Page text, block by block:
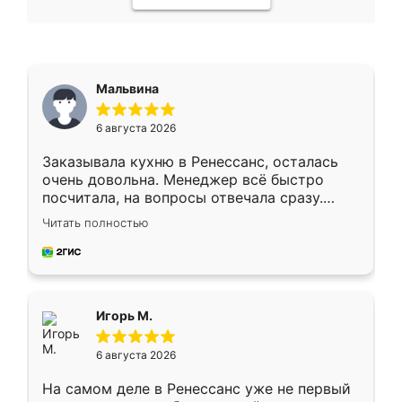
Мальвина
6 августа 2026
Заказывала кухню в Ренессанс, осталась
очень довольна. Менеджер всё быстро
посчитала, на вопросы отвечала сразу.
Замерщик приехал в субботу, подошёл к
делу со всей ответственностью. Собрали
за день, ребята работали аккуратно, даже
Читать полностью
Игорь М.
6 августа 2026
На самом деле в Ренессанс уже не первый